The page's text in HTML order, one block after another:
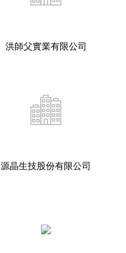
洪師父實業有限公司
源晶生技股份有限公司